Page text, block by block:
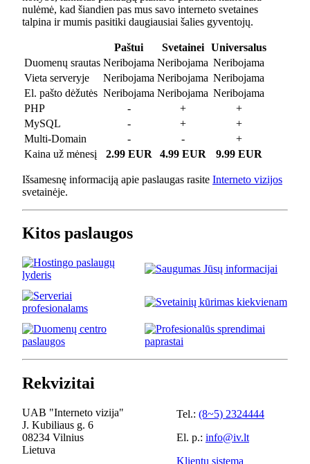
nulėmė, kad šiandien pas mus savo interneto svetaines
talpina ir mumis pasitiki daugiausiai šalies gyventojų.
Paštui Svetainei
Universalus
Duomenų srautas Neribojama Neribojama Neribojama
Vieta serveryje
Neribojama Neribojama Neribojama
El. pašto dėžutės Neribojama Neribojama Neribojama
PHP
- +
+
MySQL
- +
+
Multi-Domain
- -
+
Kaina už mėnesį
2.99 EUR 4.99 EUR 9.99 EUR
Išsamesnę informaciją apie paslaugas rasite Interneto vizijos
svetainėje.
Kitos paslaugos
Rekvizitai
UAB "Interneto vizija"
J. Kubiliaus g. 6
08234 Vilnius
Lietuva
Tel.: (8~5) 2324444
El. p.: info@iv.lt
Klientų sistema